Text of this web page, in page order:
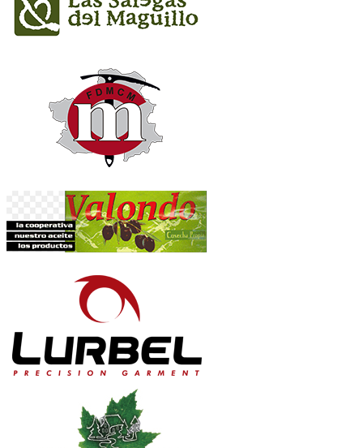
accidentes, avituallamiento final de carrera y camiseta
Categorías:
General Masculina: Todos los participantes
masculinos que finalicen dentro del tiempo
General Femenina: Todas las participantes
femeninas que finalicen dentro del tiempo
Sénior Masculina: Hombres de 18 a 39 años (a
31 de diciembre de 2023) que finalicen dentro
del tiempo máximo establecido
Sénior Femenina: Mujeres de 18 a 39 años (a 31
de diciembre de 2023) que finalicen dentro del
tiempo máximo establecido
Veterana Masculina: Hombres de 40 a 50 años (a